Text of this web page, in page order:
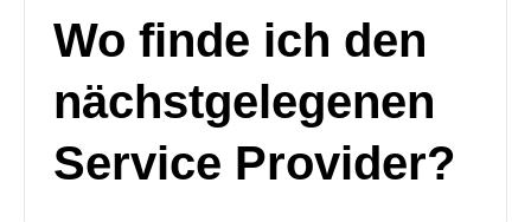
Wo finde ich den
nächstgelegenen
Service Provider?